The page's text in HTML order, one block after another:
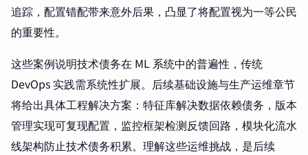
追踪，配置错配带来意外后果，凸显了将配置视为一等公民
的重要性。
这些案例说明技术债务在 ML 系统中的普遍性，传统
DevOps 实践需系统性扩展。后续基础设施与生产运维章节
将给出具体工程解决方案：特征库解决数据依赖债务，版本
管理实现可复现配置，监控框架检测反馈回路，模块化流水
线架构防止技术债务积累。理解这些运维挑战，是后续